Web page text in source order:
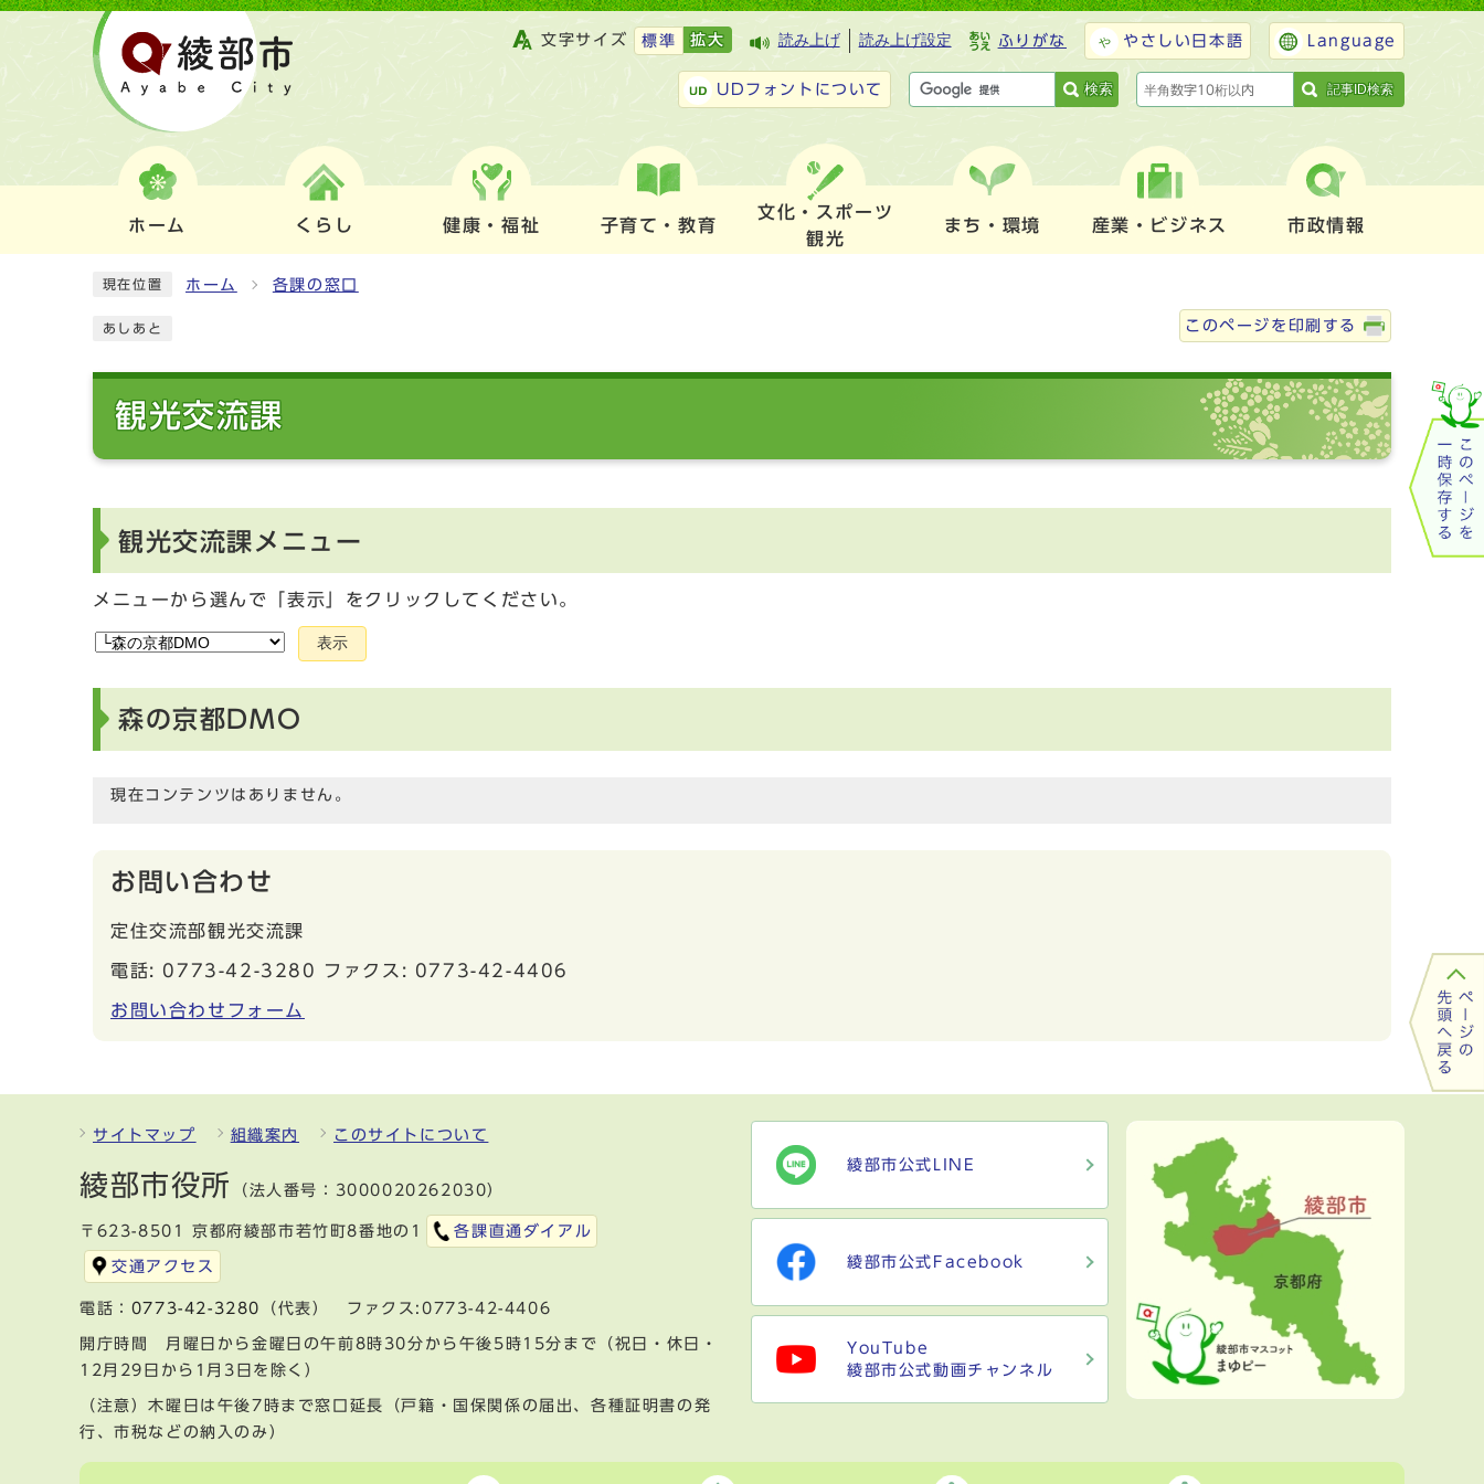
文字サイズ 標準 拡大 読み上げ 読み上げ設定 ふりがな やさしい日本語 Language
UDフォントについて 検索 記事ID検索
ホーム くらし 健康・福祉 子育て・教育
文化・スポーツ
観光
まち・環境 産業・ビジネス 市政情報
現在位置 ホーム 各課の窓口
あしあと このページを印刷する
観光交流課
観光交流課メニュー
メニューから選んで「表示」をクリックしてください。
表示
森の京都DMO
現在コンテンツはありません。
お問い合わせ
定住交流部観光交流課
電話: 0773-42-3280 ファクス: 0773-42-4406
お問い合わせフォーム
サイトマップ 組織案内 このサイトについて
綾部市役所 （法人番号：3000020262030）
〒623-8501 京都府綾部市若竹町8番地の1 各課直通ダイアル
交通アクセス
電話： 0773-42-3280 （代表） ファクス:0773-42-4406
開庁時間 月曜日から金曜日の午前8時30分から午後5時15分まで（祝日・休日・
12月29日から1月3日を除く）
（注意）木曜日は午後7時まで窓口延長（戸籍・国保関係の届出、各種証明書の発
行、市税などの納入のみ）
綾部市公式LINE
綾部市公式Facebook
YouTube
綾部市公式動画チャンネル